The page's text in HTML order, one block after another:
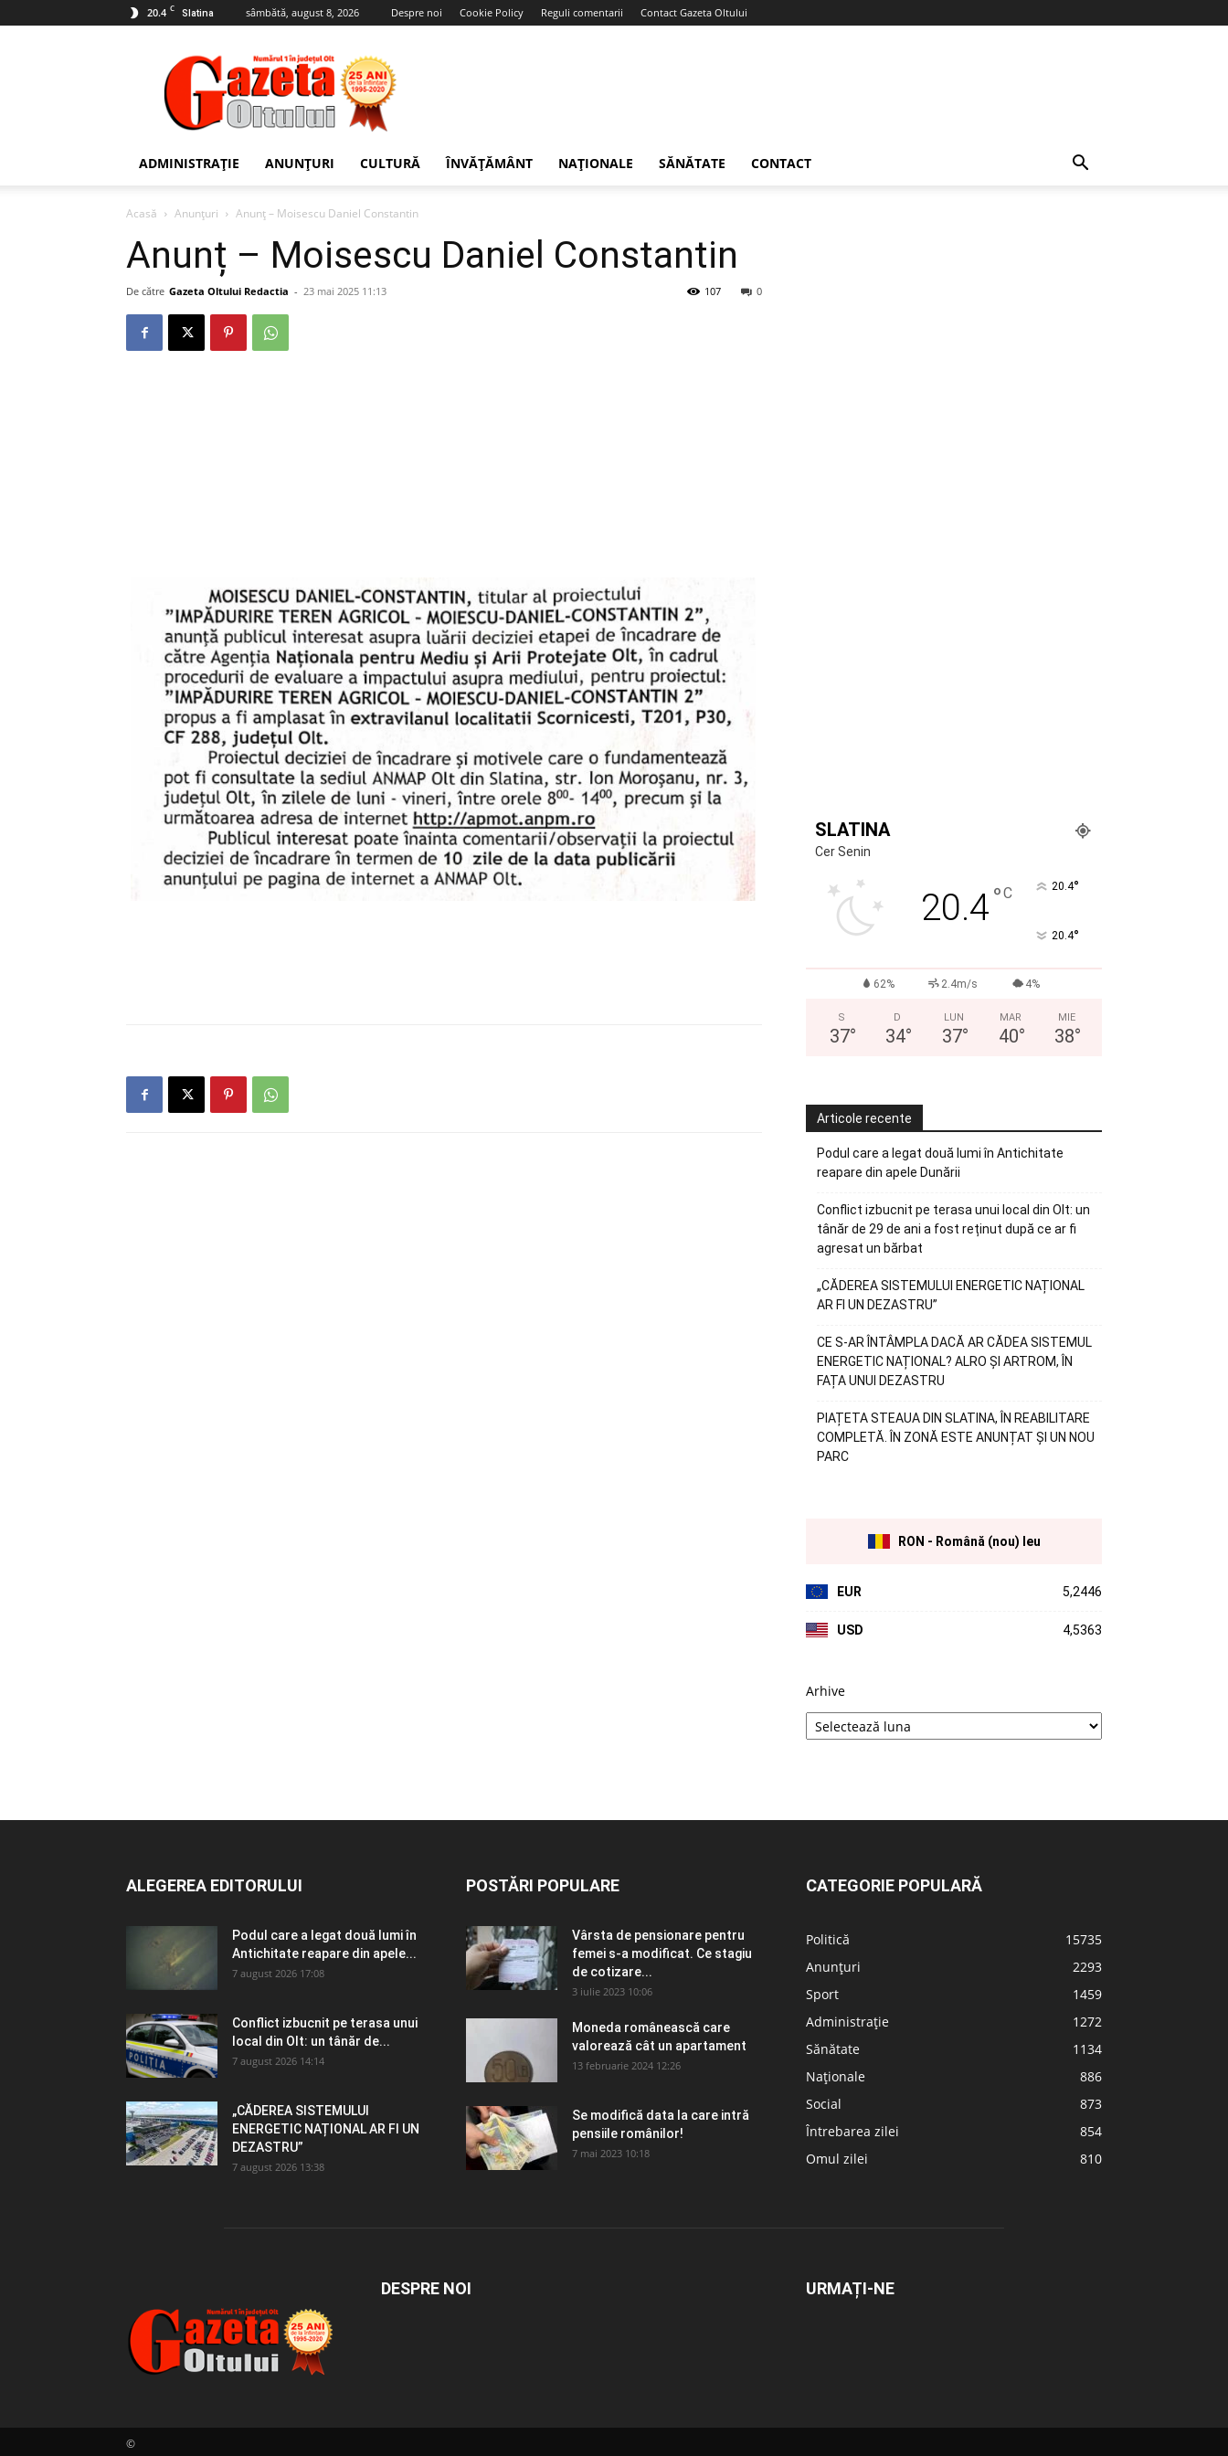
20.4 C Slatina sâmbătă, august 8, 2026 Despre noi Cookie Policy Reguli comentarii Contact Gazeta Oltului
Gazeta
Oltului
ADMINISTRAȚIE ANUNȚURI CULTURĂ ÎNVĂȚĂMÂNT NAȚIONALE SĂNĂTATE CONTACT
Acasă Anunțuri Anunț – Moisescu Daniel Constantin
Anunț – Moisescu Daniel Constantin
De către Gazeta Oltului Redactia - 23 mai 2025 11:13 0
107
SLATINA
Cer Senin
20.4°C 20.4°
20.4°
62% 2.4m/s 4%
S
37°
D
34°
LUN
37°
MAR
40°
MIE
38°
Articole recente
Podul care a legat două lumi în Antichitate
reapare din apele Dunării
Conflict izbucnit pe terasa unui local din Olt: un
tânăr de 29 de ani a fost reținut după ce ar fi
agresat un bărbat
„CĂDEREA SISTEMULUI ENERGETIC NAȚIONAL
AR FI UN DEZASTRU”
CE S-AR ÎNTÂMPLA DACĂ AR CĂDEA SISTEMUL
ENERGETIC NAȚIONAL? ALRO ȘI ARTROM, ÎN
FAȚA UNUI DEZASTRU
PIAȚETA STEAUA DIN SLATINA, ÎN REABILITARE
COMPLETĂ. ÎN ZONĂ ESTE ANUNȚAT ȘI UN NOU
PARC
RON - Română (nou) leu
EUR 5,2446
USD 4,5363
Arhive
ALEGEREA EDITORULUI
Podul care a legat două lumi în
Antichitate reapare din apele...
7 august 2026 17:08
Conflict izbucnit pe terasa unui
local din Olt: un tânăr de...
7 august 2026 14:14
„CĂDEREA SISTEMULUI
ENERGETIC NAȚIONAL AR FI UN
DEZASTRU”
7 august 2026 13:38
POSTĂRI POPULARE
Vârsta de pensionare pentru
femei s-a modificat. Ce stagiu
de cotizare...
3 iulie 2023 10:06
Moneda românească care
valorează cât un apartament
13 februarie 2024 12:26
Se modifică data la care intră
pensiile românilor!
7 mai 2023 10:18
CATEGORIE POPULARĂ
Politică
15735
Anunțuri
2293
Sport
1459
Administrație
1272
Sănătate
1134
Naționale
886
Social
873
Întrebarea zilei
854
Omul zilei
810
DESPRE NOI URMAȚI-NE
©